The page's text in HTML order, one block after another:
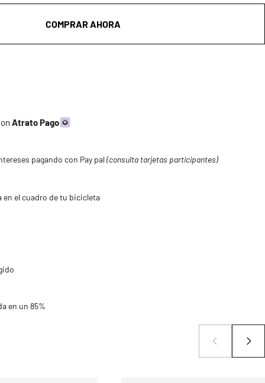
COMPRAR AHORA
Atrato Pago
pagando con Pay pal(consulta tarjetas participantes)
en el cuadro de tu bicicleta
en un 85%